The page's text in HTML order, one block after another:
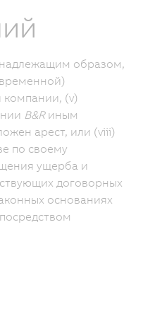
надлежащим образом,
компании, (v)
B&Rиным
арест, или (viii)
по своему
ущерба и
договорных
основаниях